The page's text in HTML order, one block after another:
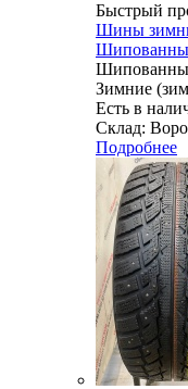
Быстрый
Шины
Зимние
Есть в
Склад:
Подробнее